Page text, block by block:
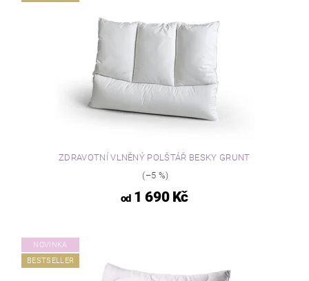
ZDRAVOTNÍ VLNĚNÝ POLŠTÁŘ BESKY GRUNT
(–5 %)
od1 690 Kč
NOVINKA
BESTSELLER